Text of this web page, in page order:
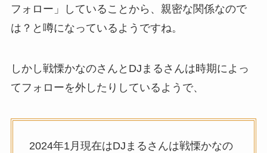
フォロー」していることから、親密な関係なので
は？と噂になっているようですね。
しかし戦慄かなのさんとDJまるさんは時期によっ
てフォローを外したりしているようで、
2024年1月現在はDJまるさんは戦慄かなの